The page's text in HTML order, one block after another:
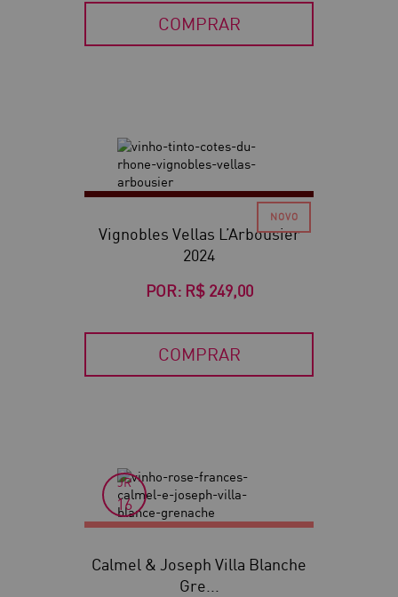
COMPRAR
Vignobles Vellas L’Arbousier
2024
POR: R$ 249,00
COMPRAR
JR
16
Calmel & Joseph Villa Blanche
Gre...